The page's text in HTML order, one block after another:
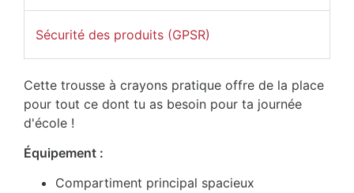
Sécurité des produits (GPSR)
Cette trousse à crayons pratique offre de la place
pour tout ce dont tu as besoin pour ta journée
d'école !
Équipement :
Compartiment principal spacieux